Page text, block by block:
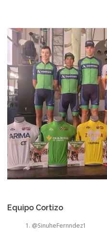
Equipo Cortizo
@SinuheFernndez1